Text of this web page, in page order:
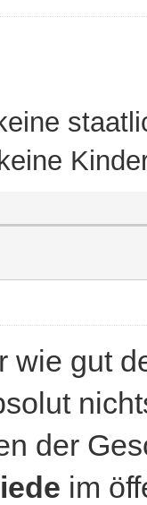
wie gut
der
im